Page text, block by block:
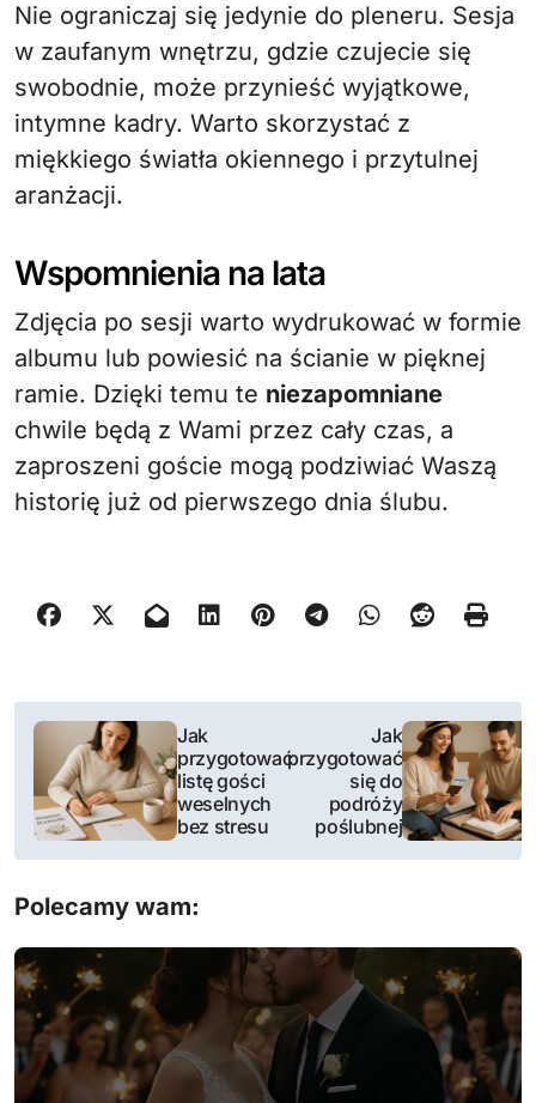
Nie ograniczaj się jedynie do pleneru. Sesja
w zaufanym wnętrzu, gdzie czujecie się
swobodnie, może przynieść wyjątkowe,
intymne kadry. Warto skorzystać z
miękkiego światła okiennego i przytulnej
aranżacji.
Wspomnienia na lata
Zdjęcia po sesji warto wydrukować w formie
albumu lub powiesić na ścianie w pięknej
ramie. Dzięki temu te niezapomniane
chwile będą z Wami przez cały czas, a
zaproszeni goście mogą podziwiać Waszą
historię już od pierwszego dnia ślubu.
N
w
i
g
a
c
j
Jak
przygotować
listę gości
weselnych
bez stresu
Jak
przygotować
się do
podróży
poślubnej
Polecamy wam: